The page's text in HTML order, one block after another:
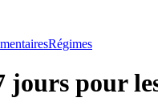
Régimes
jours pour